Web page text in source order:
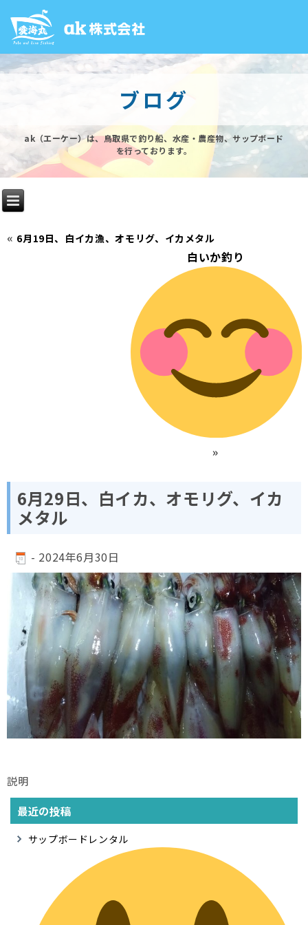
ブログ
ak（エーケー）は、鳥取県で釣り船、水産・農産物、サップボード
を行っております。
« 6月19日、白イカ漁、オモリグ、イカメタル
白いか釣り
»
6月29日、白イカ、オモリグ、イカ
メタル
- 2024年6月30日
説明
最近の投稿
サップボードレンタル